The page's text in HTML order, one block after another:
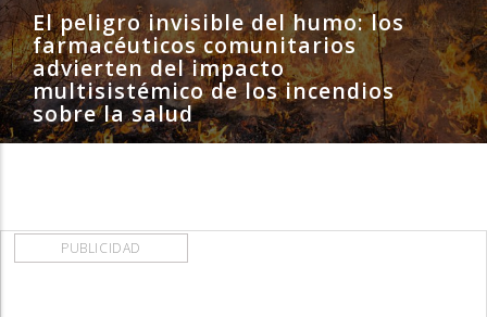
El peligro invisible del humo: los
farmacéuticos comunitarios
advierten del impacto
multisistémico de los incendios
sobre la salud
PUBLICIDAD